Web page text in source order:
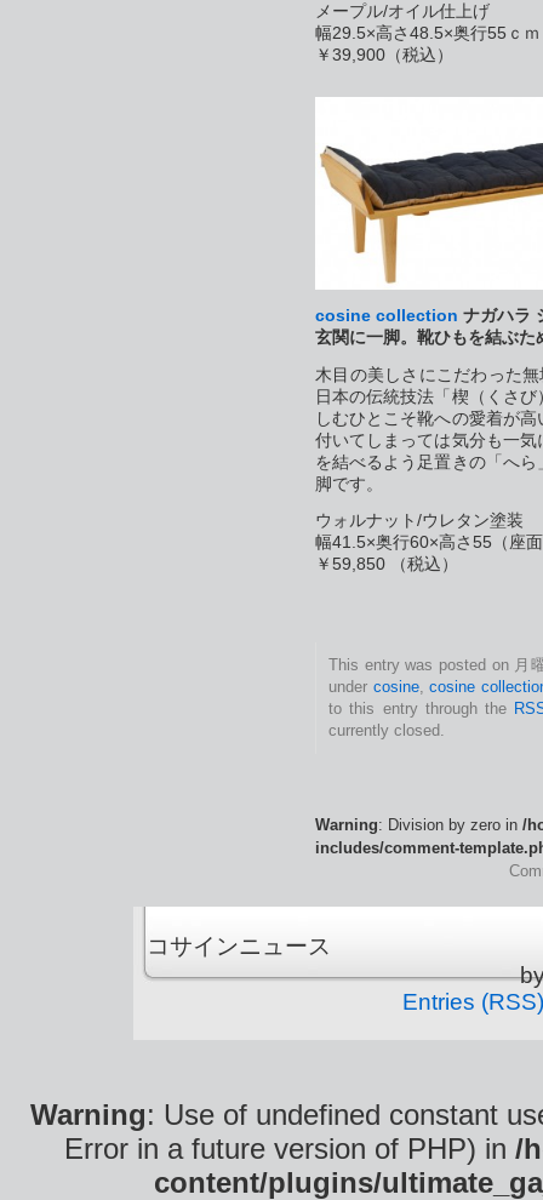
メープル/オイル仕上げ
幅29.5×高さ48.5×奥行55ｃｍ
￥39,900（税込）
cosine collection ナガハラ
玄関に一脚。靴ひもを結ぶた
木目の美しさにこだわった
日本の伝統技法「楔（くさ
しむひとこそ靴への愛着が
付いてしまっては気分も一
を結べるよう足置きの「へ
脚です。
ウォルナット/ウレタン塗装
幅41.5×奥行60×高さ55（座
￥59,850 （税込）
This entry was posted on 月
under cosine,cosine
to this entry through the
currently closed.
Warning: Division by zero in /
includes/comment-
コサインニュー
Entries (RSS)
Warning: Use of undefined constant
Error in a future version of PHP) in /
content/plugins/